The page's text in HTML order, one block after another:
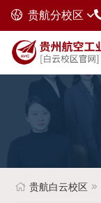
贵航分校区
贵航白云校区